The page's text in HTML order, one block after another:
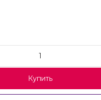
Купить